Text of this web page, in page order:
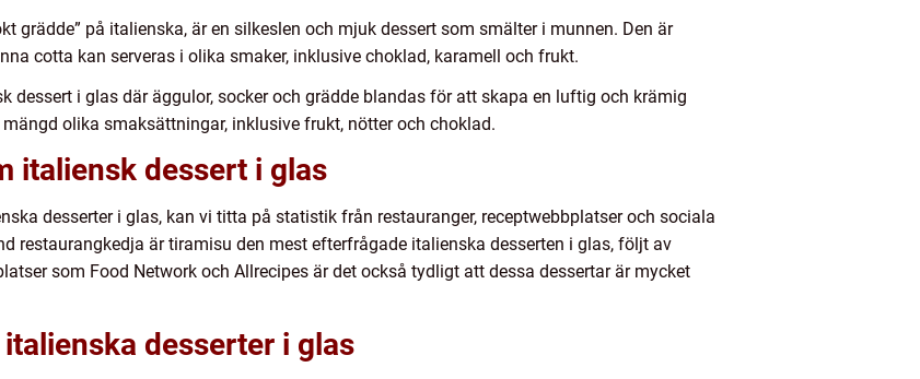
grädde” på italienska, är en silkeslen och mjuk dessert som smälter i munnen. Den är
cotta kan serveras i olika smaker, inklusive choklad, karamell och frukt.
dessert i glas där äggulor, socker och grädde blandas för att skapa en luftig och krämig
olika smaksättningar, inklusive frukt, nötter och choklad.
italiensk dessert i glas
desserter i glas, kan vi titta på statistik från restauranger, receptwebbplatser och sociala
restaurangkedja är tiramisu den mest efterfrågade italienska desserten i glas, följt av
som Food Network och Allrecipes är det också tydligt att dessa dessertar är mycket
desserter i glas